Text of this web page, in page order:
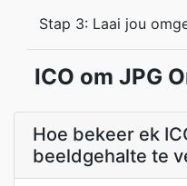
Stap 3: Laai jou
ICO om JPG
Hoe bekeer ek
beeldgehalte te